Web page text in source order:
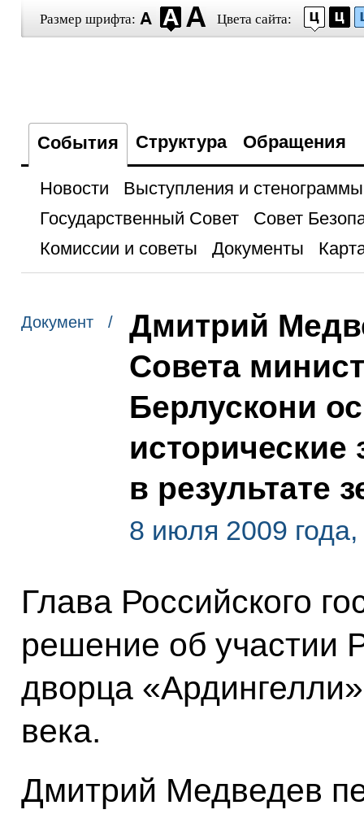
Размер шрифта: Цвета сайта:
События Структура Обращения
Новости
Выступления и стенограммы
Государственный Совет
Совет
Комиссии и советы
Документы
Документ /
Дмитрий
Совета
Берлускони
в результате
8 июля 2009
Глава Российского
решение об участии
дворца
века.
Дмитрий Медведев